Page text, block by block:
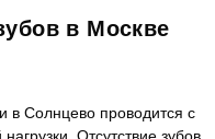
в Москве
в Солнцево проводится с